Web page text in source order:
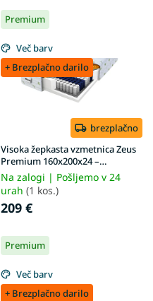
Premium
Več barv
+ Brezplačno darilo
brezplačno
Visoka žepkasta vzmetnica Zeus
Premium 160x200x24 –
prevleka Aloe Vera
Na zalogi | Pošljemo v 24
urah (1 kos.)
209 €
Premium
Več barv
+ Brezplačno darilo